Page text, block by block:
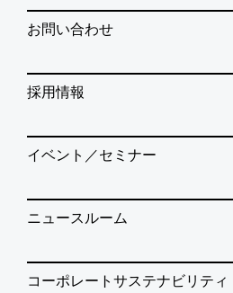
お問い合わせ
採用情報
イベント／セミナー
ニュースルーム
コーポレートサステナビリティ